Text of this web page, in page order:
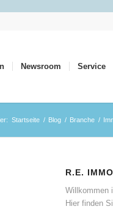
Newsroom Service
Startseite / Blog / Branche /
R.E.
Willkommen
Hier finden